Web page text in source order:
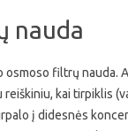
nauda
osmoso filtrų nauda.
reiškiniu, kai tirpiklis
į didesnės